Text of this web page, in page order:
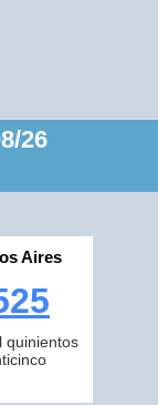
26
Aires
quinientos